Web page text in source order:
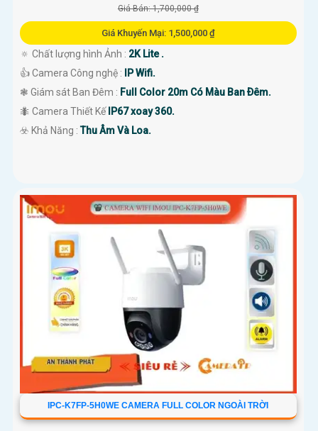
Giá Bán: 1,700,000 ₫
Giá Khuyến Mại: 1,500,000 ₫
🔅 Chất lượng hình Ảnh : 2K Lite .
👍 Camera Công nghệ :
IP Wifi.
❃ Giám sát Ban Đêm : Full Color 20m Có Màu Ban Ðêm.
🐜 Camera Thiết Kế IP67 xoay 360.
️☣️ Khả Năng :Thu Âm Và Loa.
IPC-K7FP-5H0WE CAMERA FULL COLOR NGOÀI TRỜI